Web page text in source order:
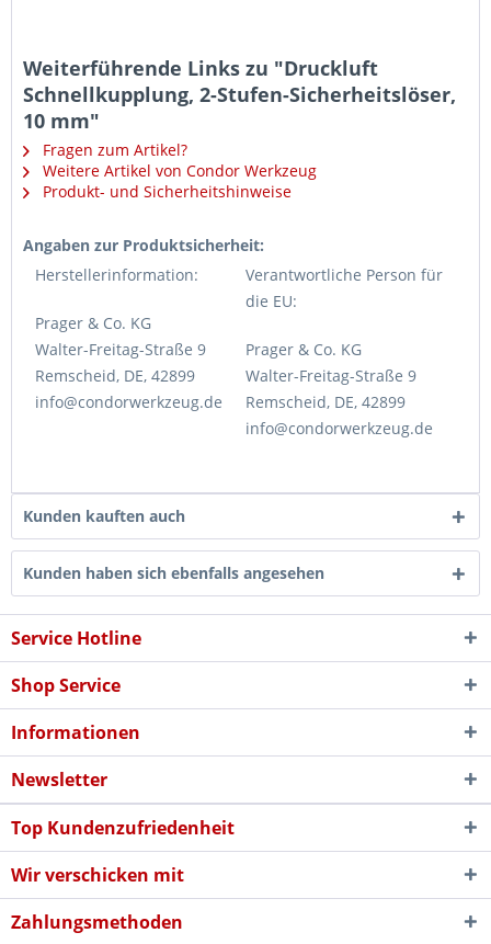
Weiterführende Links zu "Druckluft
Schnellkupplung, 2-Stufen-Sicherheitslöser,
10 mm"
Fragen zum Artikel?
Weitere Artikel von Condor Werkzeug
Produkt- und Sicherheitshinweise
Angaben zur Produktsicherheit:
Herstellerinformation:
Prager & Co. KG
Walter-Freitag-Straße 9
Remscheid, DE, 42899
info@condorwerkzeug.de
Verantwortliche Person für
die EU:
Prager & Co. KG
Walter-Freitag-Straße 9
Remscheid, DE, 42899
info@condorwerkzeug.de
Kunden kauften auch
Kunden haben sich ebenfalls angesehen
Service Hotline
Shop Service
Informationen
Newsletter
Top Kundenzufriedenheit
Wir verschicken mit
Zahlungsmethoden